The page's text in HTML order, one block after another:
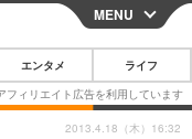
CLOSE
MENU
エンタメ ライフ
2013.4.18（木）16:32